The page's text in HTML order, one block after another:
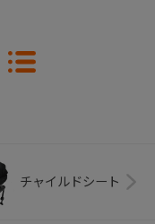
チャイルドシート